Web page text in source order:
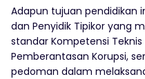
Adapun tujuan pendidikan
dan Penyidik Tipikor yang
standar Kompetensi Teknis
Pemberantasan Korupsi,
pedoman dalam